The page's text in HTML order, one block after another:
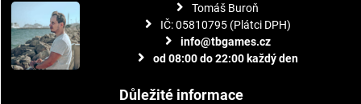
Tomáš Buroň
IČ: 05810795 (Plátci DPH)
info@tbgames.cz
od 08:00 do 22:00 každý den
Důležité informace